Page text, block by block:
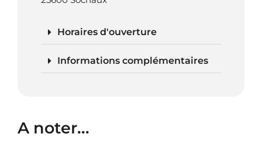
Horaires d'ouverture
Informations complémentaires
A noter...